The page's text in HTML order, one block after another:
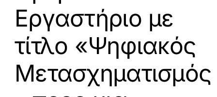
Eργαστήριο με
τίτλο «Ψηφιακός
Μετασχηματισμός